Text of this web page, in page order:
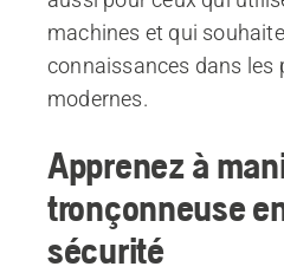
machines et qui
connaissances dans les
modernes.
Apprenez à
tronçonneuse
sécurité